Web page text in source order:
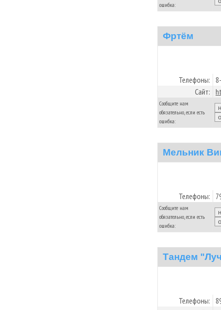
ошибка:
Фртём
Телефоны:
Сайт:
Сообщите нам
обязательно, если есть
ошибка:
Мельник
Телефоны:
Сообщите нам
обязательно, если есть
ошибка:
Тандем
Телефоны: